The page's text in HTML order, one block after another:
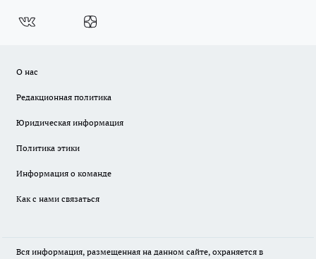
О нас
Редакционная политика
Юридическая информация
Политика этики
Информация о команде
Как с нами связаться
Вся информация, размещенная на данном сайте, охраняется в